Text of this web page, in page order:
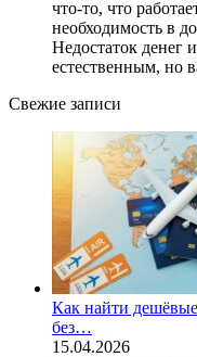
что-то, что
необходимость в
Недостаток денег
естественным, но
Свежие записи
Как найти
без…
15.04.2026